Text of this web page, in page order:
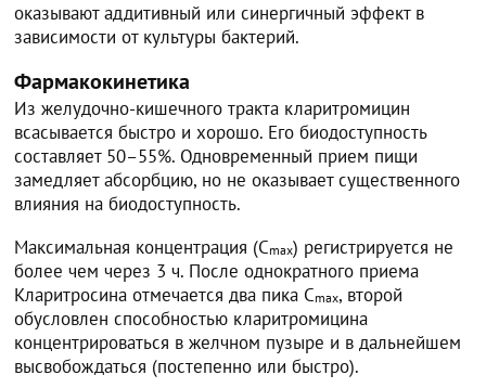
оказывают аддитивный или синергичный эффект в
зависимости от культуры бактерий.
Фармакокинетика
Из желудочно-кишечного тракта кларитромицин
всасывается быстро и хорошо. Его биодоступность
составляет 50–55%. Одновременный прием пищи
замедляет абсорбцию, но не оказывает существенного
влияния на биодоступность.
Максимальная концентрация (Cmax) регистрируется не
более чем через 3 ч. После однократного приема
Кларитросина отмечается два пика Cmax, второй
обусловлен способностью кларитромицина
концентрироваться в желчном пузыре и в дальнейшем
высвобождаться (постепенно или быстро).